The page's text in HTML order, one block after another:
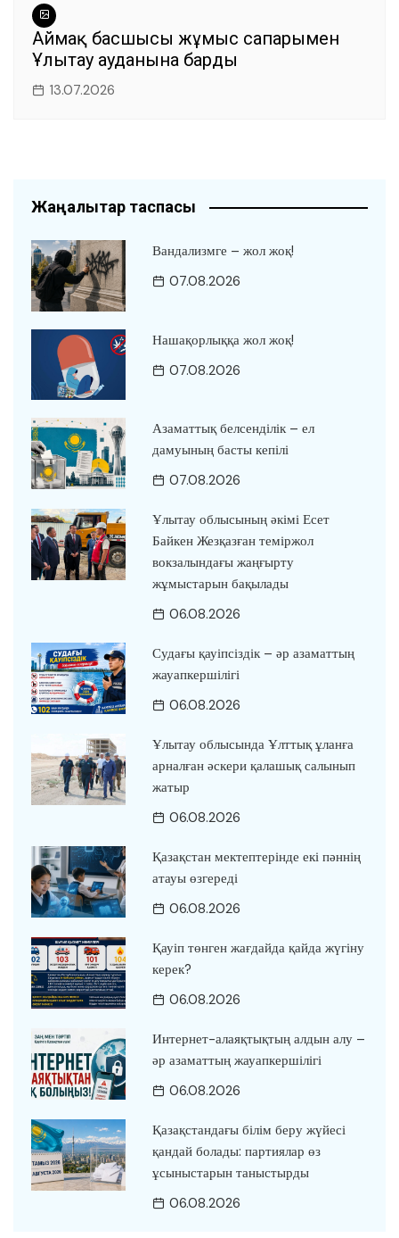
Аймақ басшысы жұмыс сапарымен
Ұлытау ауданына барды
13.07.2026
Жаңалықтар таспасы
Вандализмге – жол жоқ!
07.08.2026
Нашақорлыққа жол жоқ!
07.08.2026
Азаматтық белсенділік – ел
дамуының басты кепілі
07.08.2026
Ұлытау облысының әкімі Есет
Байкен Жезқазған теміржол
вокзалындағы жаңғырту
жұмыстарын бақылады
06.08.2026
Судағы қауіпсіздік – әр азаматтың
жауапкершілігі
06.08.2026
Ұлытау облысында Ұлттық ұланға
арналған әскери қалашық салынып
жатыр
06.08.2026
Қазақстан мектептерінде екі пәннің
атауы өзгереді
06.08.2026
Қауіп төнген жағдайда қайда жүгіну
керек?
06.08.2026
Интернет-алаяқтықтың алдын алу –
әр азаматтың жауапкершілігі
06.08.2026
Қазақстандағы білім беру жүйесі
қандай болады: партиялар өз
ұсыныстарын таныстырды
06.08.2026